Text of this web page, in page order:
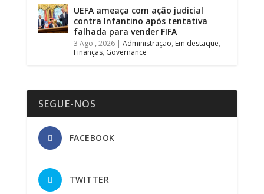
UEFA ameaça com ação judicial
contra Infantino após tentativa
falhada para vender FIFA
3 Ago , 2026| Administração, Em destaque,
Finanças, Governance
SEGUE-NOS
FACEBOOK
TWITTER